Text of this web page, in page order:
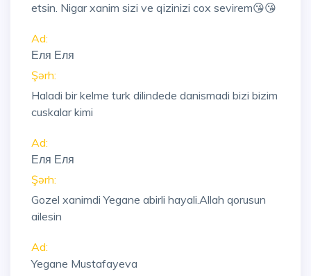
etsin. Nigar xanim sizi ve qizinizi cox sevirem😘😘
Ad:
Еля Еля
Şərh:
Haladi bir kelme turk dilindede danismadi bizi bizim
cuskalar kimi
Ad:
Еля Еля
Şərh:
Gozel xanimdi Yegane abirli hayali.Allah qorusun
ailesin
Ad:
Yegane Mustafayeva